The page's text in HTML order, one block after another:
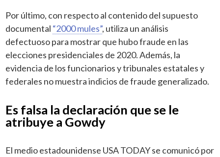
Por último, con respecto al contenido del supuesto
documental “2000 mules”, utiliza un análisis
defectuoso para mostrar que hubo fraude en las
elecciones presidenciales de 2020. Además, la
evidencia de los funcionarios y tribunales estatales y
federales no muestra indicios de fraude generalizado.
Es falsa la declaración que se le
atribuye a Gowdy
El medio estadounidense USA TODAY se comunicó por